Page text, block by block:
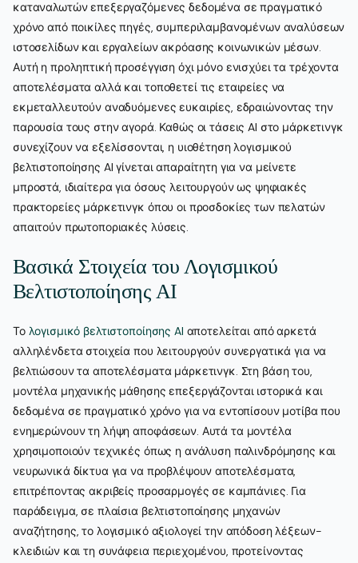
καταναλωτών επεξεργαζόμενες δεδομένα σε πραγματικό
χρόνο από ποικίλες πηγές, συμπεριλαμβανομένων αναλύσεων
ιστοσελίδων και εργαλείων ακρόασης κοινωνικών μέσων.
Αυτή η προληπτική προσέγγιση όχι μόνο ενισχύει τα τρέχοντα
αποτελέσματα αλλά και τοποθετεί τις εταιρείες να
εκμεταλλευτούν αναδυόμενες ευκαιρίες, εδραιώνοντας την
παρουσία τους στην αγορά. Καθώς οι τάσεις AI στο μάρκετινγκ
συνεχίζουν να εξελίσσονται, η υιοθέτηση λογισμικού
βελτιστοποίησης AI γίνεται απαραίτητη για να μείνετε
μπροστά, ιδιαίτερα για όσους λειτουργούν ως ψηφιακές
πρακτορείες μάρκετινγκ όπου οι προσδοκίες των πελατών
απαιτούν πρωτοποριακές λύσεις.
Βασικά Στοιχεία του Λογισμικού
Βελτιστοποίησης AI
Το λογισμικό βελτιστοποίησης AI αποτελείται από αρκετά
αλληλένδετα στοιχεία που λειτουργούν συνεργατικά για να
βελτιώσουν τα αποτελέσματα μάρκετινγκ. Στη βάση του,
μοντέλα μηχανικής μάθησης επεξεργάζονται ιστορικά και
δεδομένα σε πραγματικό χρόνο για να εντοπίσουν μοτίβα που
ενημερώνουν τη λήψη αποφάσεων. Αυτά τα μοντέλα
χρησιμοποιούν τεχνικές όπως η ανάλυση παλινδρόμησης και
νευρωνικά δίκτυα για να προβλέψουν αποτελέσματα,
επιτρέποντας ακριβείς προσαρμογές σε καμπάνιες. Για
παράδειγμα, σε πλαίσια βελτιστοποίησης μηχανών
αναζήτησης, το λογισμικό αξιολογεί την απόδοση λέξεων-
κλειδιών και τη συνάφεια περιεχομένου, προτείνοντας